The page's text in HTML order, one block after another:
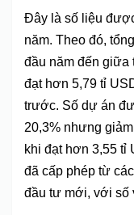
Đây là số liệu
năm. Theo đó, tổng
đầu năm đến giữa
đạt hơn 5,79 tỉ
trước. Số dự án
20,3% nhưng
khi đạt hơn 3,55
đã cấp phép từ
đầu tư mới, với số